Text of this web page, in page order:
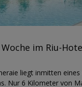
Woche im Riu-
liegt inmitten
Nur 6 Kilometer von